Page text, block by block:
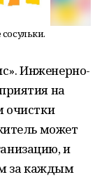
Инженерно-
на
очистки
может
и
за каждым